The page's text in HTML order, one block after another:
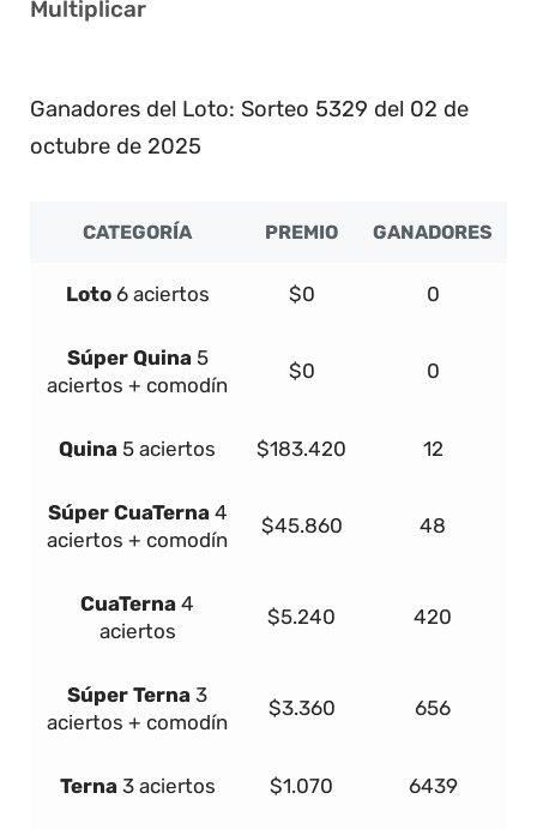
Multiplicar
Ganadores del Loto: Sorteo 5329 del 02 de
octubre de 2025
CATEGORÍA PREMIO GANADORES
Loto 6 aciertos $0 0
Súper Quina 5
aciertos + comodín
$0 0
Quina 5 aciertos $183.420 12
Súper CuaTerna 4
aciertos + comodín
$45.860 48
CuaTerna 4
aciertos
$5.240 420
Súper Terna 3
aciertos + comodín
$3.360 656
Terna 3 aciertos $1.070 6439